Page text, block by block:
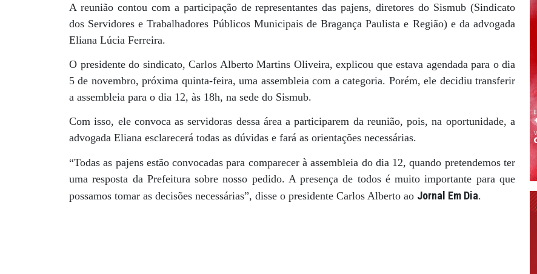
A reunião contou com a participação de representantes das pajens, diretores do Sismub (Sindicato
dos Servidores e Trabalhadores Públicos Municipais de Bragança Paulista e Região) e da advogada
Eliana Lúcia Ferreira.
O presidente do sindicato, Carlos Alberto Martins Oliveira, explicou que estava agendada para o dia
5 de novembro, próxima quinta-feira, uma assembleia com a categoria. Porém, ele decidiu transferir
a assembleia para o dia 12, às 18h, na sede do Sismub.
Com isso, ele convoca as servidoras dessa área a participarem da reunião, pois, na oportunidade, a
advogada Eliana esclarecerá todas as dúvidas e fará as orientações necessárias.
“Todas as pajens estão convocadas para comparecer à assembleia do dia 12, quando pretendemos ter
uma resposta da Prefeitura sobre nosso pedido. A presença de todos é muito importante para que
possamos tomar as decisões necessárias”, disse o presidente Carlos Alberto ao Jornal Em Dia.